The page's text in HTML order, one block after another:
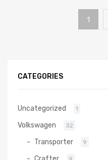
1
CATEGORIES
Uncategorized 1
Volkswagen 32
Transporter 9
Crafter